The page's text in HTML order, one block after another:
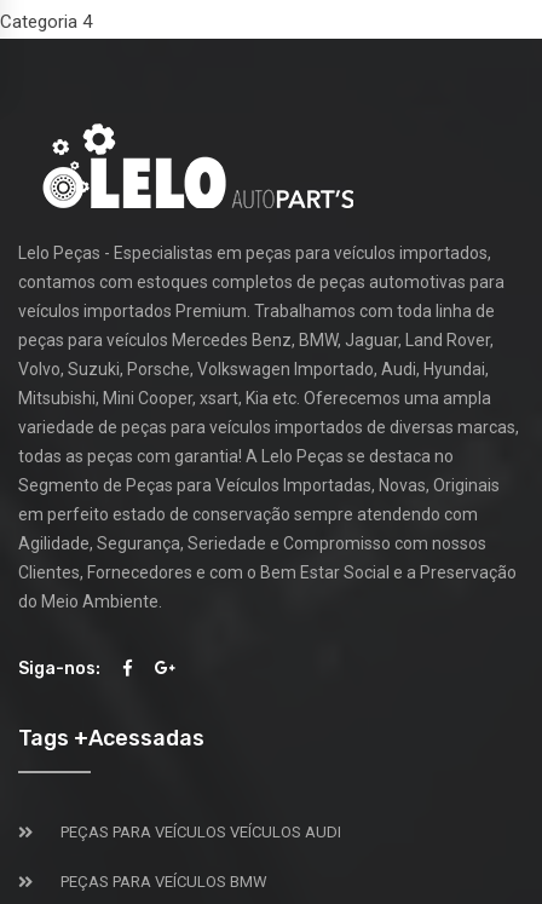
Categoria 4
Lelo Peças - Especialistas em peças para veículos importados,
contamos com estoques completos de peças automotivas para
veículos importados Premium. Trabalhamos com toda linha de
peças para veículos Mercedes Benz, BMW, Jaguar, Land Rover,
Volvo, Suzuki, Porsche, Volkswagen Importado, Audi, Hyundai,
Mitsubishi, Mini Cooper, xsart, Kia etc. Oferecemos uma ampla
variedade de peças para veículos importados de diversas marcas,
todas as peças com garantia! A Lelo Peças se destaca no
Segmento de Peças para Veículos Importadas, Novas, Originais
em perfeito estado de conservação sempre atendendo com
Agilidade, Segurança, Seriedade e Compromisso com nossos
Clientes, Fornecedores e com o Bem Estar Social e a Preservação
do Meio Ambiente.
Siga-nos:
Tags +Acessadas
PEÇAS PARA VEÍCULOS VEÍCULOS AUDI
PEÇAS PARA VEÍCULOS BMW